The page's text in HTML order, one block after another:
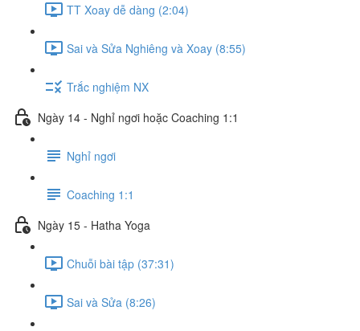
TT Xoay dễ dàng (2:04)
Sai và Sửa Nghiêng và Xoay (8:55)
Trắc nghiệm NX
Ngày 14 - Nghỉ ngơi hoặc Coaching 1:1
Nghỉ ngơi
Coaching 1:1
Ngày 15 - Hatha Yoga
Chuỗi bài tập (37:31)
Sai và Sửa (8:26)